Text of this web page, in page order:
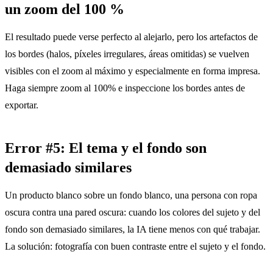
un zoom del 100 %
El resultado puede verse perfecto al alejarlo, pero los artefactos de
los bordes (halos, píxeles irregulares, áreas omitidas) se vuelven
visibles con el zoom al máximo y especialmente en forma impresa.
Haga siempre zoom al 100% e inspeccione los bordes antes de
exportar.
Error #5: El tema y el fondo son
demasiado similares
Un producto blanco sobre un fondo blanco, una persona con ropa
oscura contra una pared oscura: cuando los colores del sujeto y del
fondo son demasiado similares, la IA tiene menos con qué trabajar.
La solución: fotografía con buen contraste entre el sujeto y el fondo.